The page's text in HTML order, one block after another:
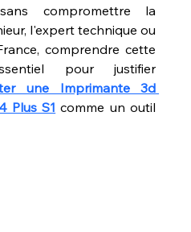
compromettre la
l'expert technique ou
comprendre cette
pour justifier
une Imprimante 3d
Plus S1 comme un outil